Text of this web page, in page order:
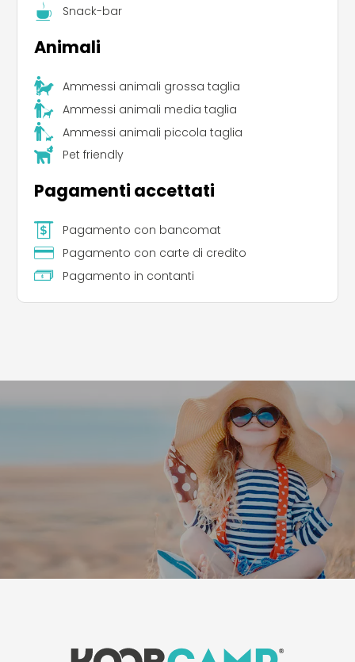
Snack-bar
Animali
Ammessi animali grossa taglia
Ammessi animali media taglia
Ammessi animali piccola taglia
Pet friendly
Pagamenti accettati
Pagamento con bancomat
Pagamento con carte di credito
Pagamento in contanti
Leaflet